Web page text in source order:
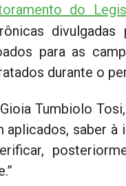
do
divulgadas
para as
durante o
Tumbiolo
saber à